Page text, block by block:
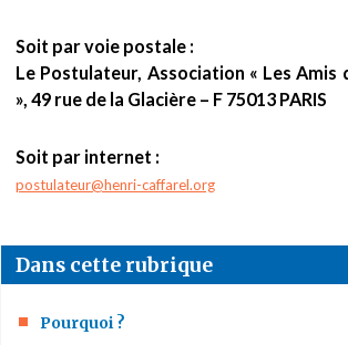
e
s
i
i
Soit par voie postale :
Le Postulateur, Association « Les Amis
», 49 rue de la Glacière – F 75013 PARIS
Soit par internet :
postulateur@henri-caffarel.org
Dans cette rubrique
Pourquoi ?